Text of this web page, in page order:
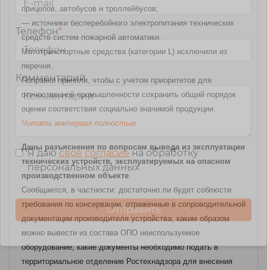
прицепов, автобусов и троллейбусов;
— источники бесперебойного электропитания технических
средств систем пожарной автоматики.
Мототранспортные средства (категории L) исключили из
перечня.
Поправки приняли, чтобы с учетом приоритетов для
отечественной промышленности сохранить общий порядок
оценки соответствия социально значимой продукции.
Читать материал полностью
Даны разъяснения по вопросам вывода из эксплуатации
технических устройств, эксплуатируемых на опасном
производственном объекте
Сообщается, в частности: достаточно ли будет соблюсти
требования по консервации, отраженные в сопроводительной
документации производителя устройства; каким образом
можно вывести из состава ОПО неиспользуемое
оборудование; какие документы необходимо подать в
территориальное отделение Ростехнадзора для внесения
Телефон*
Комментарий
Я даюсвое согласиена обработку
персональных данных